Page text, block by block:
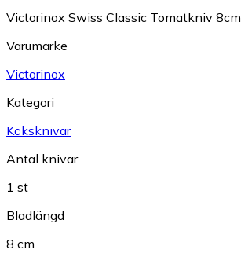
Victorinox Swiss Classic Tomatkniv 8cm
Varumärke
Victorinox
Kategori
Köksknivar
Antal knivar
1 st
Bladlängd
8 cm